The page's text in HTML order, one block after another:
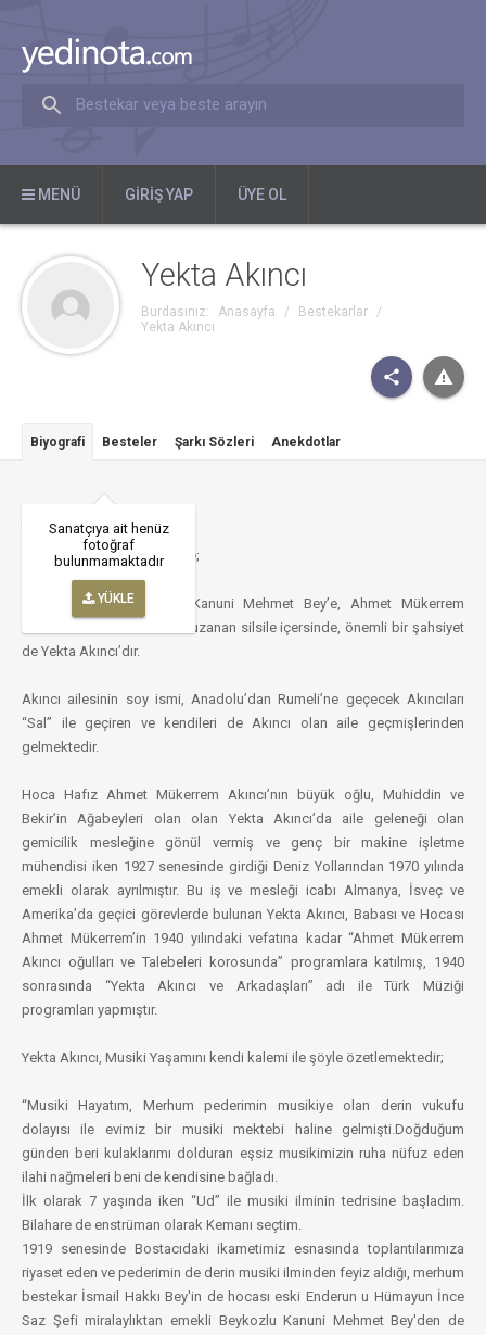
Bestekar veya beste arayın
MENÜ GIRIŞ YAP ÜYE OL
Yekta Akıncı
Burdasınız: Anasayfa / Bestekarlar
/
Yekta Akıncı
Biyografi Besteler Şarkı Sözleri Anekdotlar
Sanatçıya ait henüz
fotoğraf
bulunmamaktadır
YÜKLE
YEKTA AKINCI (1905-1980)
Bir Musiki Silsilesi, Bir Portre;
Musikide, Latif Ağa’dan Kanuni Mehmet Bey’e, Ahmet Mükerrem
Akıncı’dan Cahit Gözkan’a uzanan silsile içersinde, önemli bir şahsiyet
de Yekta Akıncı’dır.
Akıncı ailesinin soy ismi, Anadolu’dan Rumeli’ne geçecek Akıncıları
“Sal” ile geçiren ve kendileri de Akıncı olan aile geçmişlerinden
gelmektedir.
Hoca Hafız Ahmet Mükerrem Akıncı’nın büyük oğlu, Muhiddin ve
Bekir’in Ağabeyleri olan olan Yekta Akıncı’da aile geleneği olan
gemicilik mesleğine gönül vermiş ve genç bir makine işletme
mühendisi iken 1927 senesinde girdiği Deniz Yollarından 1970 yılında
emekli olarak ayrılmıştır. Bu iş ve mesleği icabı Almanya, İsveç ve
Amerika’da geçici görevlerde bulunan Yekta Akıncı, Babası ve Hocası
Ahmet Mükerrem’in 1940 yılındaki vefatına kadar “Ahmet Mükerrem
Akıncı oğulları ve Talebeleri korosunda” programlara katılmış, 1940
sonrasında “Yekta Akıncı ve Arkadaşları” adı ile Türk Müziği
programları yapmıştır.
Yekta Akıncı, Musiki Yaşamını kendi kalemi ile şöyle özetlemektedir;
“Musiki Hayatım, Merhum pederimin musikiye olan derin vukufu
dolayısı ile evimiz bir musiki mektebi haline gelmişti.Doğduğum
günden beri kulaklarımı dolduran eşsiz musikimizin ruha nüfuz eden
ilahi nağmeleri beni de kendisine bağladı.
İlk olarak 7 yaşında iken “Ud” ile musiki ilminin tedrisine başladım.
Bilahare de enstrüman olarak Kemanı seçtim.
1919 senesinde Bostacıdaki ikametimiz esnasında toplantılarımıza
riyaset eden ve pederimin de derin musiki ilminden feyiz aldığı, merhum
bestekar İsmail Hakkı Bey'in de hocası eski Enderun u Hümayun İnce
Saz Şefi miralaylıktan emekli Beykozlu Kanuni Mehmet Bey'den de